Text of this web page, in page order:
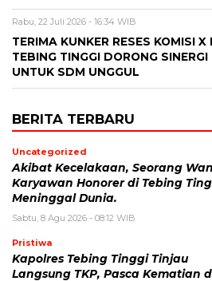
Rabu, 22 Juli 2026 - 16:34 WIB
TERIMA KUNKER RESES KOMISI
TEBING TINGGI DORONG
UNTUK SDM UNGGUL
BERITA TERBARU
Uncategorized
Akibat Kecelakaan, Seorang
Karyawan Honorer di Tebing
Meninggal Dunia.
Sabtu, 8 Agu 2026 - 08:12 WIB
Pristiwa
Kapolres Tebing Tinggi Tinjau
Langsung TKP, Pasca Kematian